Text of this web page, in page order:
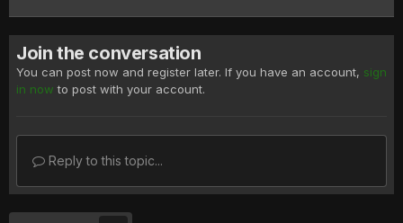
Join the conversation
You can post now and register later. If you have an account, sign
in now to post with your account.
Reply to this topic...